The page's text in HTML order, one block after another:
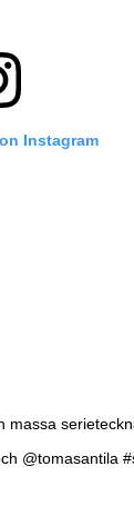
Instagram
@tomasantila